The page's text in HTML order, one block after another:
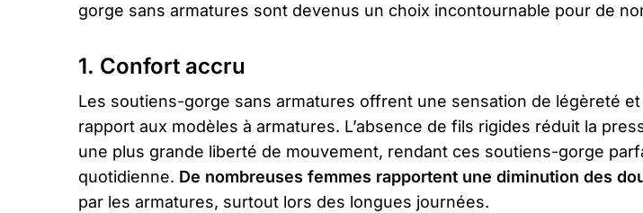
gorge sans armatures sont devenus un choix incontournable pour de
1. Confort accru
Les soutiens-gorge sans armatures offrent une sensation de légèreté
rapport aux modèles à armatures. L’absence de fils rigides réduit la
une plus grande liberté de mouvement, rendant ces soutiens-gorge
quotidienne. De nombreuses femmes rapportent une diminution des
par les armatures, surtout lors des longues journées.